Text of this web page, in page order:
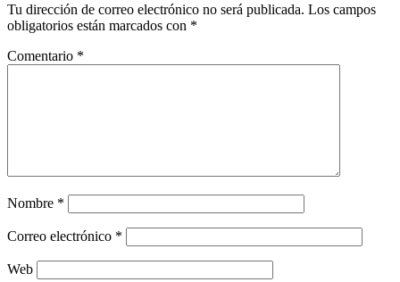
Tu dirección de correo electrónico no será publicada. Los campos
obligatorios están marcados con *
Comentario *
Nombre *
Correo electrónico *
Web